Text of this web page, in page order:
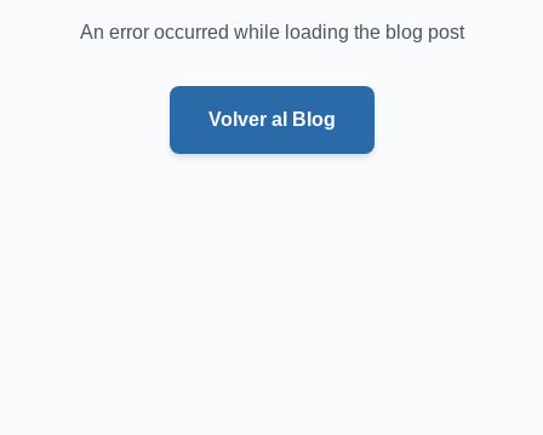
An error occurred while loading the blog post
Volver al Blog